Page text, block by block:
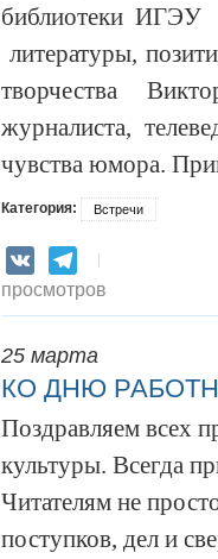
библиотеки ИГЭУ
литературы,
творчества
журналиста,
чувства юмора.
Категория: Встречи
VK Telegram
просмотров
25 марта
КО ДНЮ
Поздравляем всех
культуры. Всегда
Читателям не
поступков, дел и